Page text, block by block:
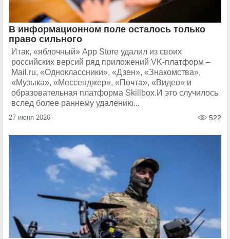
В информационном поле осталось только
право сильного
Итак, «яблочный» App Store удалил из своих
российских версий ряд приложений VK-платформ –
Mail.ru, «Одноклассники», «Дзен», «Знакомства»,
«Музыка», «Мессенджер», «Почта», «Видео» и
образовательная платформа Skillbox.И это случилось
вслед более раннему удалению...
27 июня 2026 522